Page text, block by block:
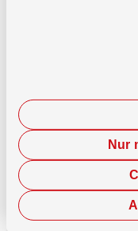
Nur
Jetzt chatten